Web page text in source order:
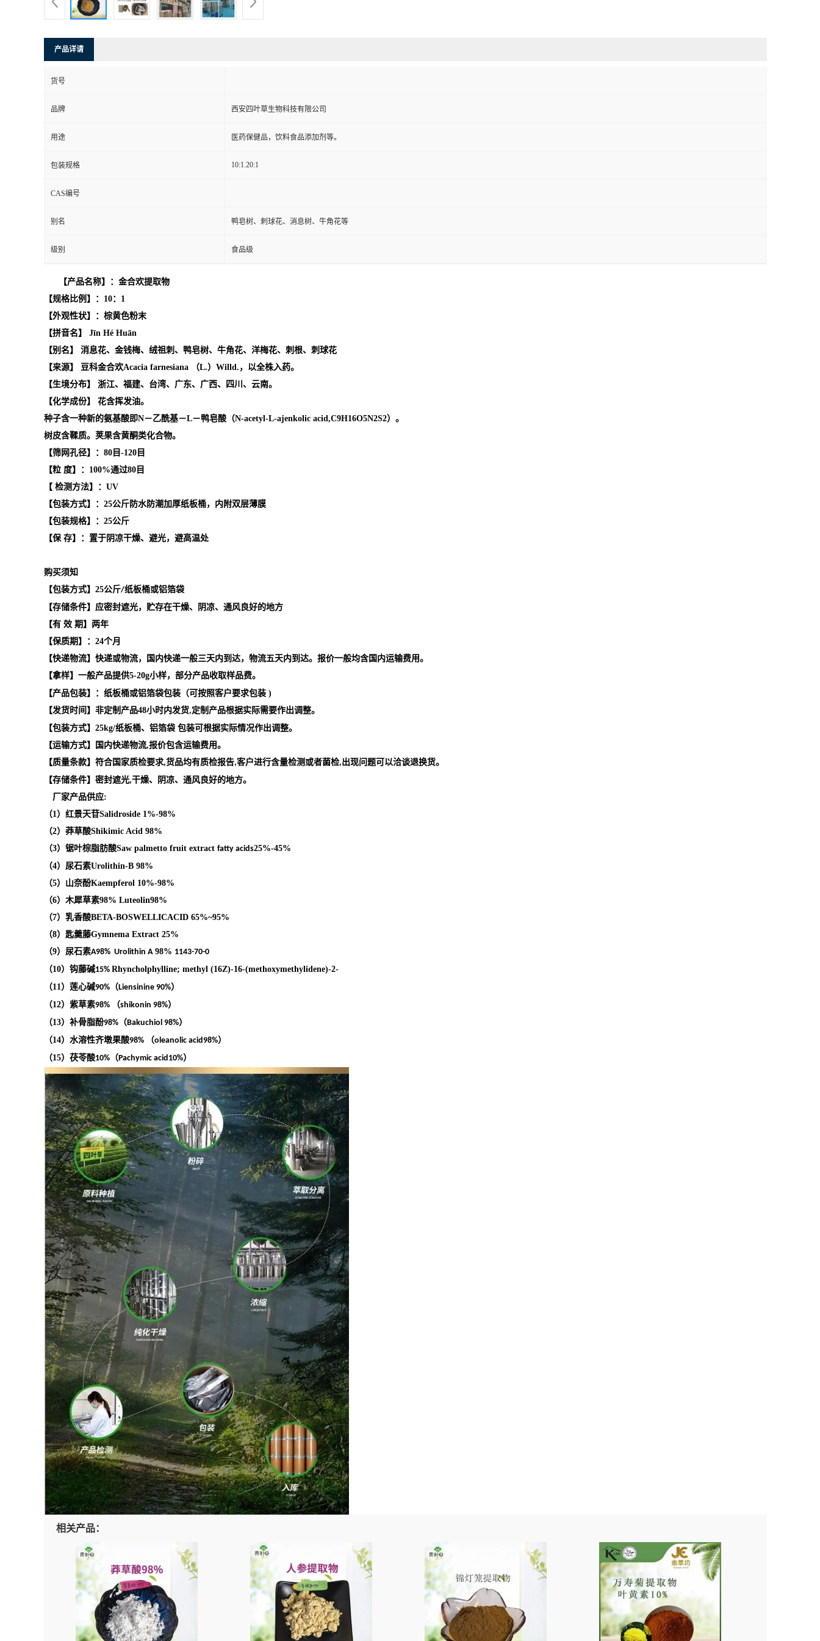
产品详请
货号
品牌 西安四叶草生物科技有限公司
用途 医药保健品，饮料食品添加剂等。
包装规格 10:1.20:1
CAS编号
别名 鸭皂树、刺球花、消息树、牛角花等
级别 食品级
【产品名称】：金合欢提取物
【规格比例】：10：1
【外观性状】：棕黄色粉末
【拼音名】 Jīn Hé Huān
【别名】 消息花、金钱梅、绒祖刺、鸭皂树、牛角花、洋梅花、刺根、刺球花
【来源】 豆科金合欢Acacia farnesiana （L.）Willd.，以全株入药。
【生境分布】 浙江、福建、台湾、广东、广西、四川、云南。
【化学成份】 花含挥发油。
种子含一种新的氨基酸即N－乙酰基－L－鸭皂酸（N-acetyl-L-ajenkolic acid,C9H16O5N2S2）。
树皮含鞣质。荚果含黄酮类化合物。
【筛网孔径】：80目-120目
【粒 度】：100%通过80目
【 检测方法】：UV
【包装方式】：25公斤防水防潮加厚纸板桶，内附双层薄膜
【包装规格】：25公斤
【保 存】：置于阴凉干燥、避光，避高温处
购买须知
【包装方式】 25公斤/纸板桶或铝箔袋
【存储条件】应密封遮光，贮存在干燥、阴凉、通风良好的地方
【有 效 期】两年
【保质期】： 24个月
【快递物流】快递或物流，国内快递一般三天内到达，物流五天内到达。报价一般均含国内运输费用。
【拿样】一般产品提供5-20g小样，部分产品收取样品费。
【产品包装】：纸板桶或铝箔袋包装（可按照客户要求包装 )
【发货时间】非定制产品48小时内发货,定制产品根据实际需要作出调整。
【包装方式】 25kg/纸板桶、铝箔袋 包装可根据实际情况作出调整。
【运输方式】国内快递物流,报价包含运输费用。
【质量条款】符合国家质检要求,货品均有质检报告,客户进行含量检测或者菌检,出现问题可以洽谈退换货。
【存储条件】密封遮光,干燥、阴凉、通风良好的地方。
厂家产品供应:
（1）红景天苷Salidroside 1%-98%
（2）莽草酸Shikimic Acid 98%
（3）锯叶棕脂肪酸Saw palmetto fruit extract fatty acids25%-45%
（4） 尿石素Urolithin-B 98%
（5）山奈酚Kaempferol 10%-98%
（6）木犀草素98% Luteolin98%
（7）乳香酸BETA-BOSWELLICACID 65%~95%
（8）匙羹藤Gymnema Extract 25%
（9）尿石素A98% Urolithin A98% 1143-70-0
（10）钩藤碱15% Rhyncholphylline; methyl (16Z)-16-(methoxymethylidene)-2-
（11）莲心碱90% （Liensinine 90%）
（12）紫草素98% （shikonin 98%）
（13）补骨脂酚98% （Bakuchiol 98%）
（14）水溶性齐墩果酸98% （oleanolic acid98%）
（15）茯苓酸10% （Pachymic acid10%）
相关产品：